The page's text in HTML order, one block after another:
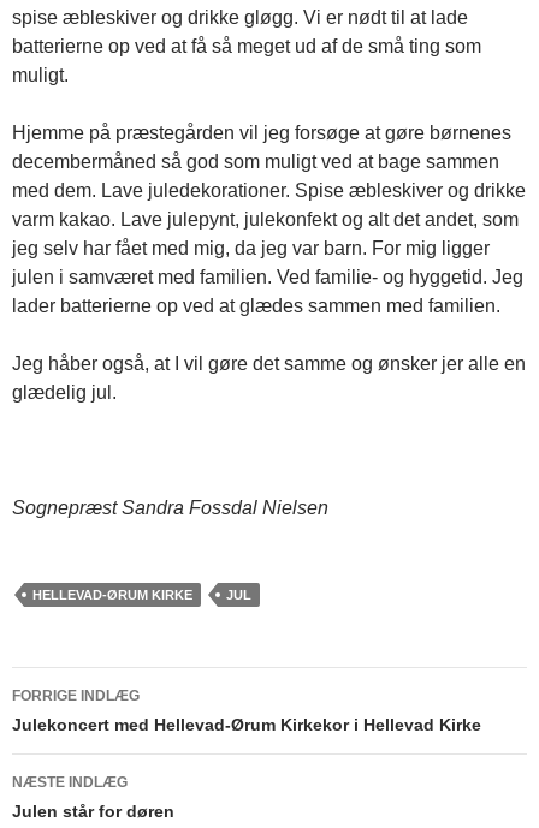
spise æbleskiver og drikke gløgg. Vi er nødt til at lade
batterierne op ved at få så meget ud af de små ting som
muligt.
Hjemme på præstegården vil jeg forsøge at gøre børnenes
decembermåned så god som muligt ved at bage sammen
med dem. Lave juledekorationer. Spise æbleskiver og drikke
varm kakao. Lave julepynt, julekonfekt og alt det andet, som
jeg selv har fået med mig, da jeg var barn. For mig ligger
julen i samværet med familien. Ved familie- og hyggetid. Jeg
lader batterierne op ved at glædes sammen med familien.
Jeg håber også, at I vil gøre det samme og ønsker jer alle en
glædelig jul.
Sognepræst Sandra Fossdal Nielsen
HELLEVAD-ØRUM KIRKE JUL
Indlægsnavigation
FORRIGE INDLÆG
Julekoncert med Hellevad-Ørum Kirkekor i Hellevad Kirke
NÆSTE INDLÆG
Julen står for døren